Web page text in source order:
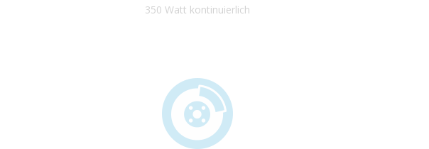
350 Watt kontinuierlich